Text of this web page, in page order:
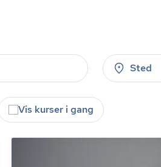
Sted
Vis kurser i gang